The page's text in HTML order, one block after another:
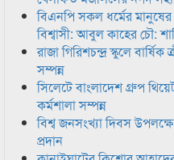
বিএনপি সকল ধর্মের
বিশ্বাসী: আবুল কাহের চৌ:
রাজা গিরিশচন্দ্র স্কুলে
সম্পন্ন
সিলেটে বাংলাদেশ গ্রুপ
কর্মশালা সম্পন্ন
বিশ্ব জনসংখ্যা দিবস
প্রদান